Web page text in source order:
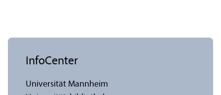
InfoCenter
Universität Mannheim